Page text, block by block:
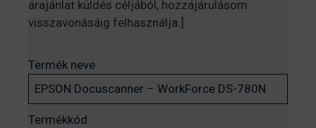
árajánlat küldés céljából, hozzájárulásom
visszavonásáig felhasználja.]
Termék neve
Termékkód